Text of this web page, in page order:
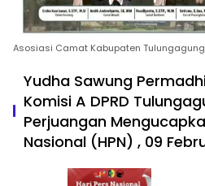
Asosiasi Camat Kabupaten
Yudha Sawung
Komisi A DPRD
Perjuangan
Nasional (HPN) , 09